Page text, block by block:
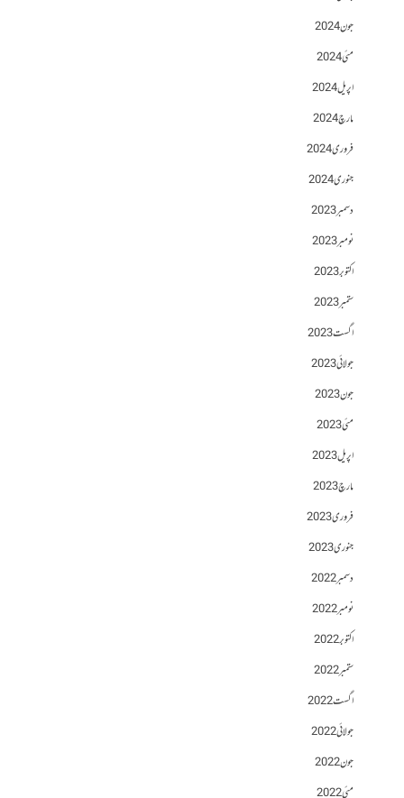
جون 2024
مئی 2024
اپریل 2024
مارچ 2024
فروری 2024
جنوری 2024
دسمبر 2023
نومبر 2023
اکتوبر 2023
ستمبر 2023
اگست 2023
جولائی 2023
جون 2023
مئی 2023
اپریل 2023
مارچ 2023
فروری 2023
جنوری 2023
دسمبر 2022
نومبر 2022
اکتوبر 2022
ستمبر 2022
اگست 2022
جولائی 2022
جون 2022